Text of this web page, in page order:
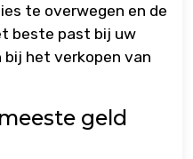
te overwegen en de
beste past bij uw
het verkopen van
geld